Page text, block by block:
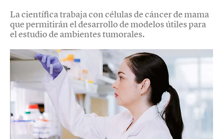
La científica trabaja con células de cáncer de mama
que permitirán el desarrollo de modelos útiles para
el estudio de ambientes tumorales.